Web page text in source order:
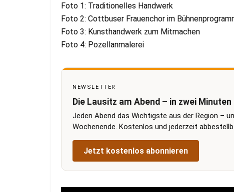
Foto 1: Traditionelles Handwerk
Foto 2: Cottbuser Frauenchor im
Foto 3: Kunsthandwerk zum Mitmachen
Foto 4: Pozellanmalerei
NEWSLETTER
Die Lausitz am Abend – in zwei Minuten
Jeden Abend das Wichtigste aus der Region –
Wochenende. Kostenlos und jederzeit
Jetzt kostenlos abonnieren